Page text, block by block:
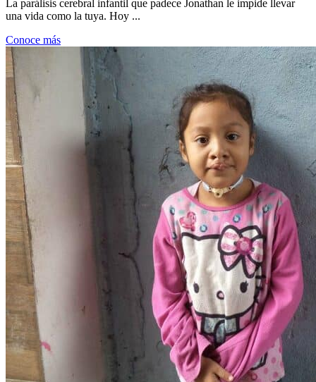
La parálisis cerebral infantil que padece Jonathan le impide llevar
una vida como la tuya. Hoy ...
Conoce más